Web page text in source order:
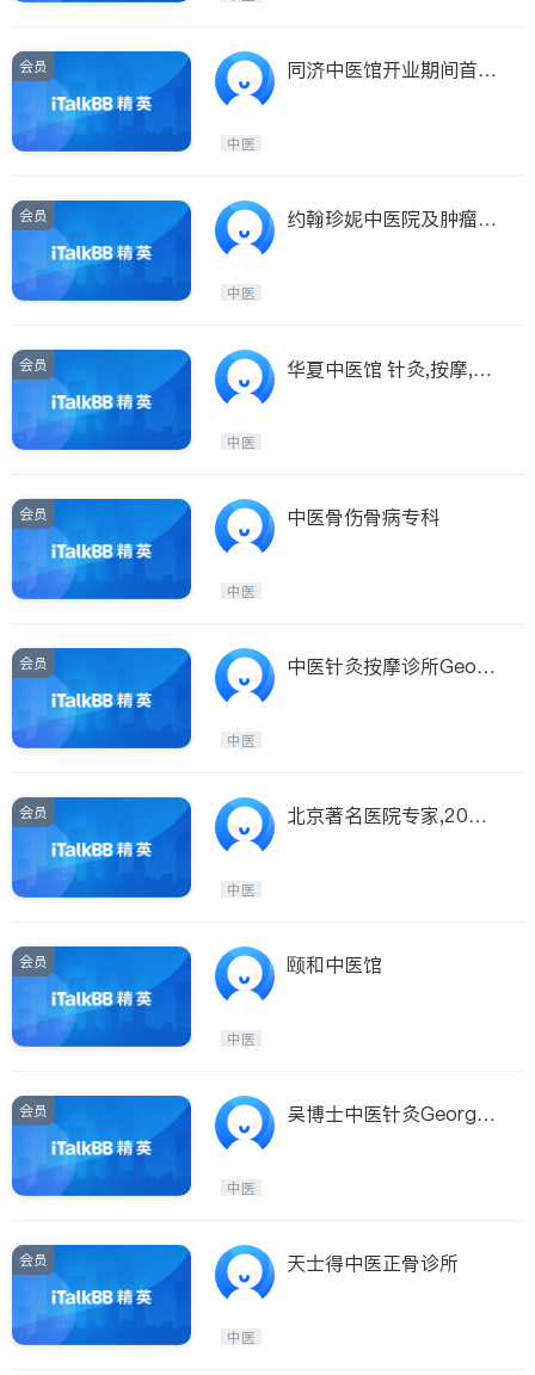
会员
同济中医馆开业期间首次
中医
会员
约翰珍妮中医院及肿瘤中
中医
会员
华夏中医馆 针灸,按摩,踩
中医
会员 中医骨伤骨病专科
中医
会员
中医针灸按摩诊所Georg
中医
会员
北京著名医院专家,20年
中医
会员 颐和中医馆
中医
会员
吴博士中医针灸George
中医
会员 天士得中医正骨诊所
中医